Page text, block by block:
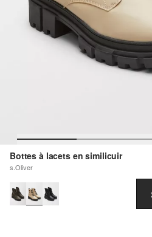
Bottes à lacets en similicuir
s.Oliver